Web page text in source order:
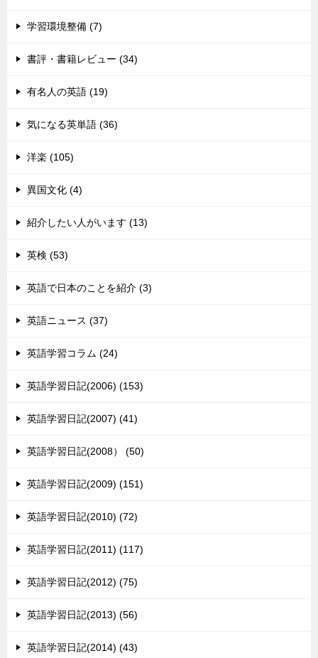
学習環境整備 (7)
書評・書籍レビュー (34)
有名人の英語 (19)
気になる英単語 (36)
洋楽 (105)
異国文化 (4)
紹介したい人がいます (13)
英検 (53)
英語で日本のことを紹介 (3)
英語ニュース (37)
英語学習コラム (24)
英語学習日記(2006) (153)
英語学習日記(2007) (41)
英語学習日記(2008） (50)
英語学習日記(2009) (151)
英語学習日記(2010) (72)
英語学習日記(2011) (117)
英語学習日記(2012) (75)
英語学習日記(2013) (56)
英語学習日記(2014) (43)